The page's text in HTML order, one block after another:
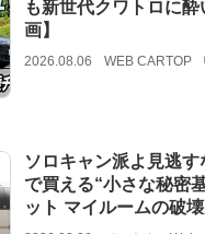
も新世代クワトロに
画】
2026.08.06 WEB CARTOP
ソロキャン派よ見逃
で買える“小さな秘密
ット マイルームの破